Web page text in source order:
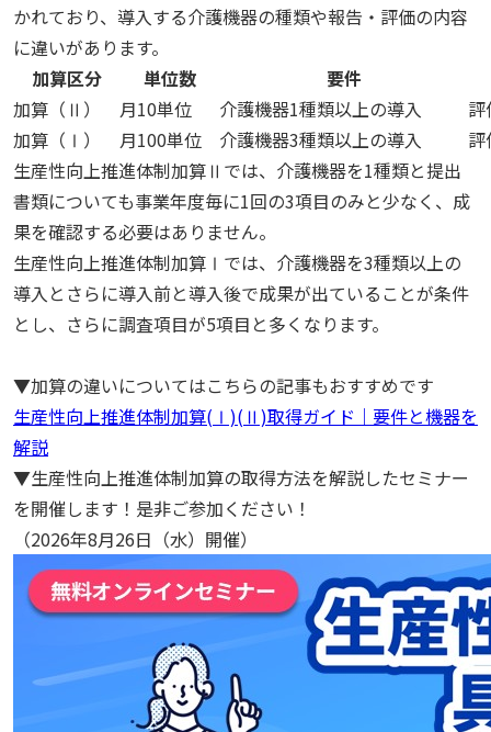
かれており、導入する介護機器の種類や報告・評価の内容
に違いがあります。
加算区分
単位数
要件
加算（Ⅱ）
月10単位 介護機器1種類以上の導入
加算（Ⅰ）
月100単位 介護機器3種類以上の導入
生産性向上推進体制加算Ⅱでは、介護機器を1種類と提出
書類についても事業年度毎に1回の3項目のみと少なく、成
果を確認する必要はありません。
生産性向上推進体制加算Ⅰでは、介護機器を3種類以上の
導入とさらに導入前と導入後で成果が出ていることが条件
とし、さらに調査項目が5項目と多くなります。
▼加算の違いについてはこちらの記事もおすすめです
生産性向上推進体制加算(Ⅰ)(Ⅱ)取得ガイド｜要件と機器を
解説
▼生産性向上推進体制加算の取得方法を解説したセミナー
を開催します！是非ご参加ください！
（2026年8月26日（水）開催）